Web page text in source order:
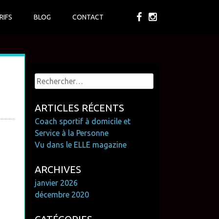
BLOG CONTACT
Rechercher :
ARTICLES RÉCENTS
Coach sportif à domicile et
Service à la Personne
Vu dans le ELLE magazine
ARCHIVES
janvier 2026
décembre 2020